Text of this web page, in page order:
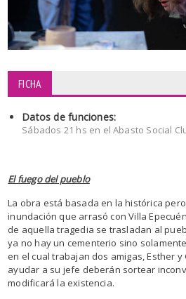
FICHA
Datos de funciones:
Sábados 21 hs en el Abasto Social
El fuego del pueblo
La obra está basada en la histórica
inundación que arrasó con Villa
de aquella tragedia se trasladan al
ya no hay un cementerio sino
en el cual trabajan dos amigas, Esther
ayudar a su jefe deberán sortear
modificará la existencia.